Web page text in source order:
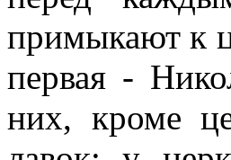
примыкают к
первая -
них, кроме